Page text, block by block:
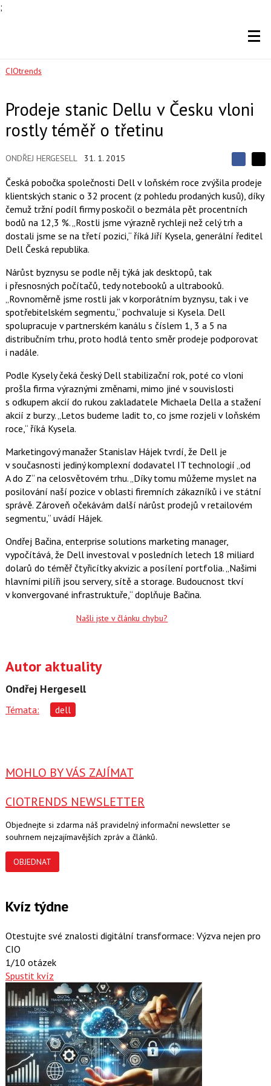
;
CIOtrends
Prodeje stanic Dellu v Česku vloni
rostly téměř o třetinu
ONDŘEJ HERGESELL 31. 1. 2015
S
d
í
l
e
t
S
í
l
e
j
t
e
n
o
í
l
e
n
Česká pobočka společnosti Dell v loňském roce zvýšila prodeje
klientských stanic o 32 procent (z pohledu prodaných kusů), díky
čemuž tržní podíl firmy poskočil o bezmála pět procentních
bodů na 12,3 %. „Rostli jsme výrazně rychleji než celý trh a
dostali jsme se na třetí pozici,“ říká Jiří Kysela, generální ředitel
Dell Česká republika.
Nárůst byznysu se podle něj týká jak desktopů, tak
i přesnosných počítačů, tedy notebooků a ultrabooků.
„Rovnoměrně jsme rostli jak v korporátním byznysu, tak i ve
spotřebitelském segmentu,“ pochvaluje si Kysela. Dell
spolupracuje v partnerském kanálu s číslem 1, 3 a 5 na
distribučním trhu, proto hodlá tento směr prodeje podporovat
i nadále.
Podle Kysely čeká český Dell stabilizační rok, poté co vloni
prošla firma výraznými změnami, mimo jiné v souvislosti
s odkupem akcií do rukou zakladatele Michaela Della a stažení
akcií z burzy. „Letos budeme ladit to, co jsme rozjeli v loňském
roce,“ říká Kysela.
Marketingový manažer Stanislav Hájek tvrdí, že Dell je
v současnosti jediný komplexní dodavatel IT technologií „od
A do Z“ na celosvětovém trhu. „Díky tomu můžeme myslet na
posilování naší pozice v oblasti firemních zákazníků i ve státní
správě. Zároveň očekávám další nárůst prodejů v retailovém
segmentu,“ uvádí Hájek.
Ondřej Bačina, enterprise solutions marketing manager,
vypočítává, že Dell investoval v posledních letech 18 miliard
dolarů do téměř čtyřicítky akvizic a posílení portfolia. „Našimi
hlavními pilíři jsou servery, sítě a storage. Budoucnost tkví
v konvergované infrastruktuře,“ doplňuje Bačina.
Našli jste v článku chybu?
Autor aktuality
Ondřej Hergesell
Témata: dell
MOHLO BY VÁS ZAJÍMAT
CIOTRENDS NEWSLETTER
Objednejte si zdarma náš pravidelný informační newsletter se
souhrnem nejzajímavějších zpráv a článků.
OBJEDNAT
Kvíz týdne
Otestujte své znalosti digitální transformace: Výzva nejen pro
CIO
1/10 otázek
Spustit kvíz